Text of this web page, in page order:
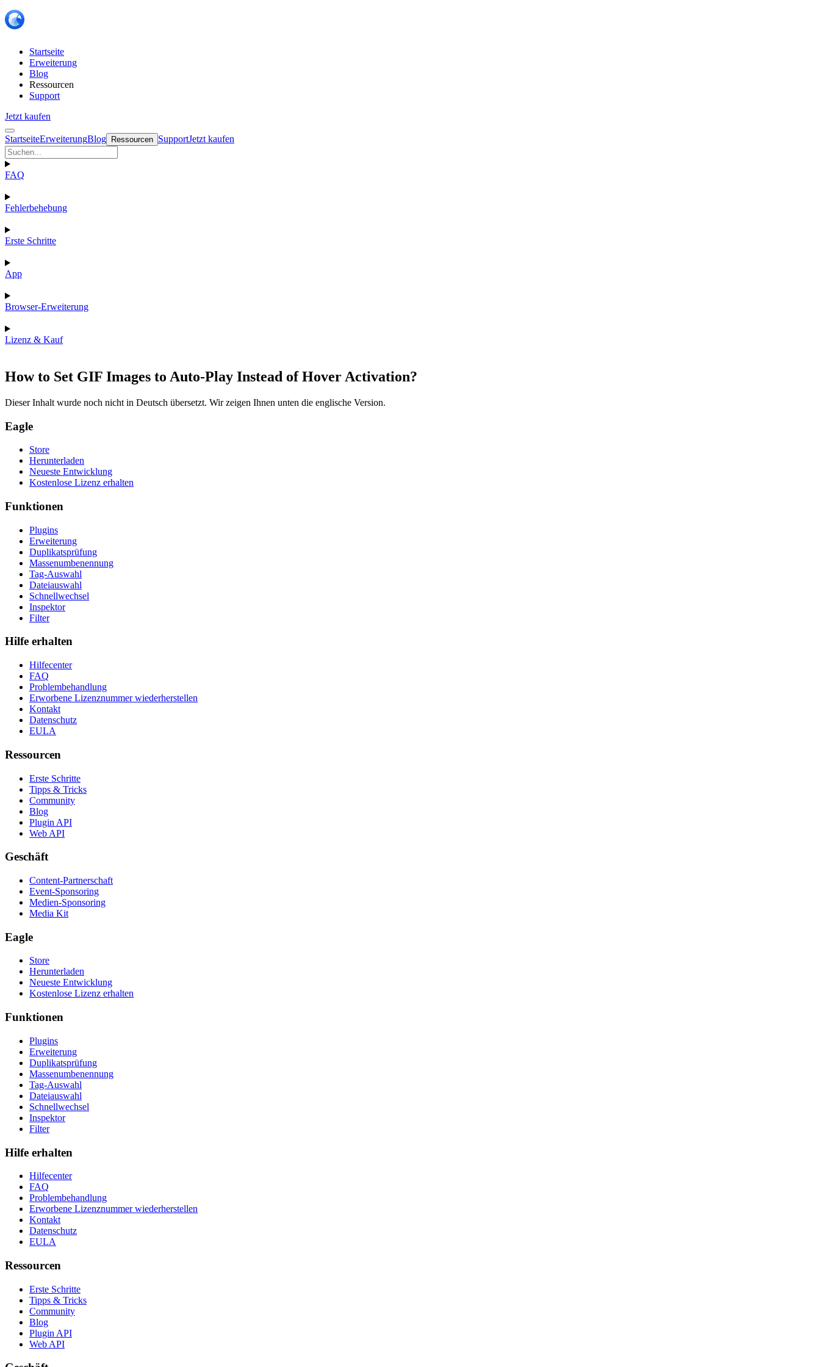
Startseite
Erweiterung
Blog
Ressourcen
Support
Jetzt kaufen
StartseiteErweiterungBlog Ressourcen SupportJetzt kaufen
FAQ
Fehlerbehebung
Erste Schritte
App
Browser-Erweiterung
Lizenz & Kauf
How to Set GIF Images to Auto-Play Instead of Hover Activation?
Dieser Inhalt wurde noch nicht in Deutsch übersetzt. Wir zeigen Ihnen unten die englische Version.
Eagle
Store
Herunterladen
Neueste Entwicklung
Kostenlose Lizenz erhalten
Funktionen
Plugins
Erweiterung
Duplikatsprüfung
Massenumbenennung
Tag-Auswahl
Dateiauswahl
Schnellwechsel
Inspektor
Filter
Hilfe erhalten
Hilfecenter
FAQ
Problembehandlung
Erworbene Lizenznummer wiederherstellen
Kontakt
Datenschutz
EULA
Ressourcen
Erste Schritte
Tipps & Tricks
Community
Blog
Plugin API
Web API
Geschäft
Content-Partnerschaft
Event-Sponsoring
Medien-Sponsoring
Media Kit
Eagle
Store
Herunterladen
Neueste Entwicklung
Kostenlose Lizenz erhalten
Funktionen
Plugins
Erweiterung
Duplikatsprüfung
Massenumbenennung
Tag-Auswahl
Dateiauswahl
Schnellwechsel
Inspektor
Filter
Hilfe erhalten
Hilfecenter
FAQ
Problembehandlung
Erworbene Lizenznummer wiederherstellen
Kontakt
Datenschutz
EULA
Ressourcen
Erste Schritte
Tipps & Tricks
Community
Blog
Plugin API
Web API